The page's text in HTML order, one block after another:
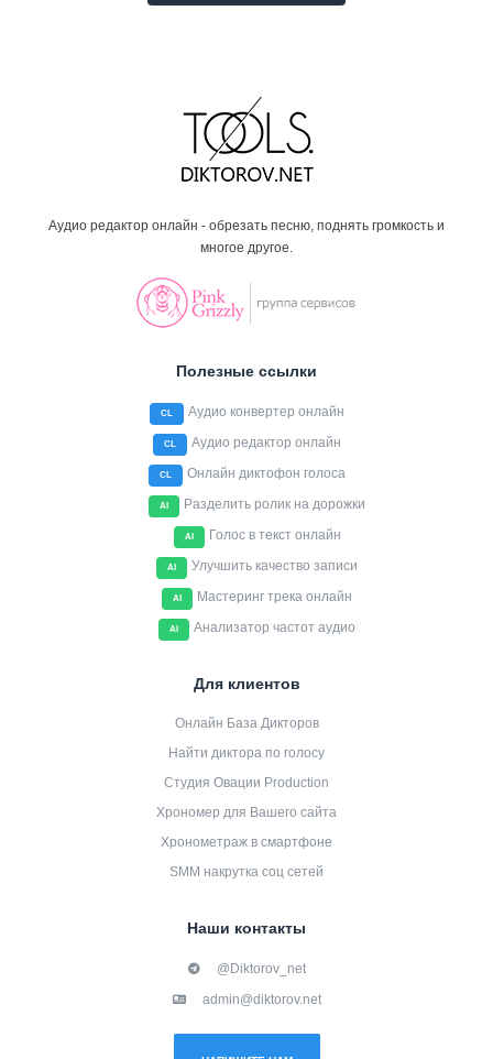
Аудио редактор онлайн - обрезать песню, поднять громкость и
многое другое.
Полезные ссылки
CL Аудио конвертер онлайн
CL Аудио редактор онлайн
CL Онлайн диктофон голоса
AI Разделить ролик на дорожки
AI Голос в текст онлайн
AI Улучшить качество записи
AI Мастеринг трека онлайн
AI Анализатор частот аудио
Для клиентов
Онлайн База Дикторов
Найти диктора по голосу
Студия Овации Production
Хрономер для Вашего сайта
Хронометраж в смартфоне
SMM накрутка соц сетей
Наши контакты
@Diktorov_net
admin@diktorov.net